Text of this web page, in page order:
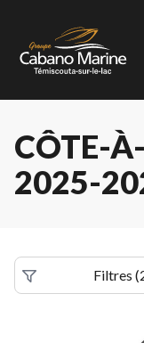
CÔTE-
2025-
Filtres (